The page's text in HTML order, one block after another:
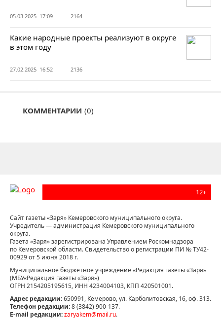
05.03.2025 17:09 2164
Какие народные проекты реализуют в округе
в этом году
27.02.2025 16:52 2136
КОММЕНТАРИИ (0)
12+
Сайт газеты «Заря» Кемеровского муниципального округа.
Учредитель — администрация Кемеровского муниципального
округа.
Газета «Заря» зарегистрирована Управлением Роскомнадзора
по Кемеровской области. Свидетельство о регистрации ПИ № ТУ42-
00929 от 5 июня 2018 г.
Муниципальное бюджетное учреждение «Редакция газеты «Заря»
(МБУ«Редакция газеты «Заря»)
ОГРН 2154205195615, ИНН 4234004103, КПП 420501001.
Адрес редакции:650991, Кемерово, ул. Карболитовская, 16, оф. 313.
Телефон редакции:8 (3842) 900-137.
E-mail редакции:zaryakem@mail.ru.